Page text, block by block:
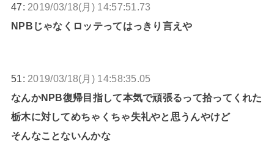
47: 2019/03/18(月) 14:57:51.73
NPBじゃなくロッテってはっきり言えや
51: 2019/03/18(月) 14:58:35.05
なんかNPB復帰目指して本気で頑張るって拾ってくれた
栃木に対してめちゃくちゃ失礼やと思うんやけど
そんなことないんかな